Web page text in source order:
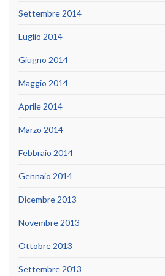
Settembre 2014
Luglio 2014
Giugno 2014
Maggio 2014
Aprile 2014
Marzo 2014
Febbraio 2014
Gennaio 2014
Dicembre 2013
Novembre 2013
Ottobre 2013
Settembre 2013